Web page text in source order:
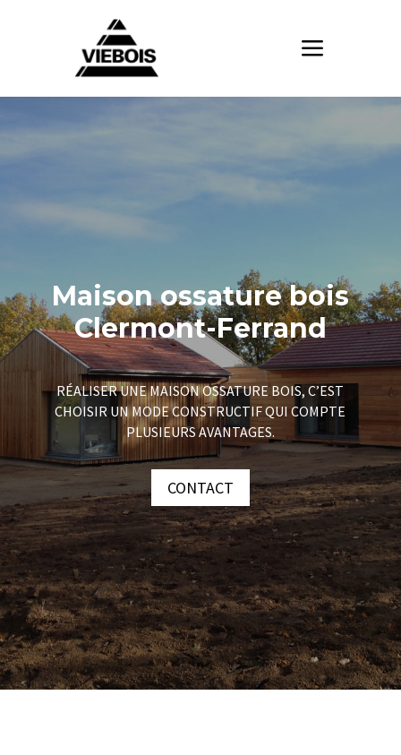
Maison ossature bois
Clermont-Ferrand
RÉALISER UNE MAISON OSSATURE BOIS, C’EST
CHOISIR UN MODE CONSTRUCTIF QUI COMPTE
PLUSIEURS AVANTAGES.
CONTACT